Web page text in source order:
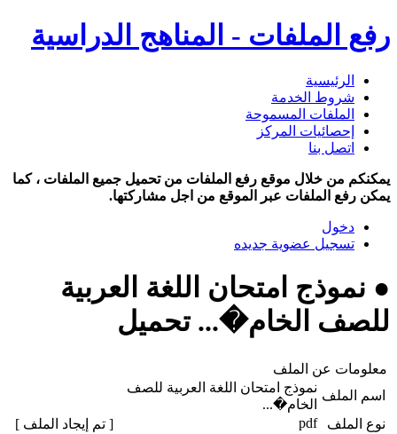
رفع الملفات - المناهج الدراسية
الرئيسية
شروط الخدمة
الملفات المسموحة
إحصائيات المركز
اتصل بنا
يمكنكم من خلال موقع رفع الملفات من تحميل جميع الملفات ، كما
يمكن رفع الملفات عبر الموقع من اجل مشاركتها.
دخول
تسجيل عضوية جديده
● نموذج امتحان اللغة العربية
للصف الخام�... تحميل
معلومات عن الملف
اسم الملف
نموذج امتحان اللغة العربية للصف
الخام�...
نوع الملف
pdf
[ تم إيجاد الملف ]